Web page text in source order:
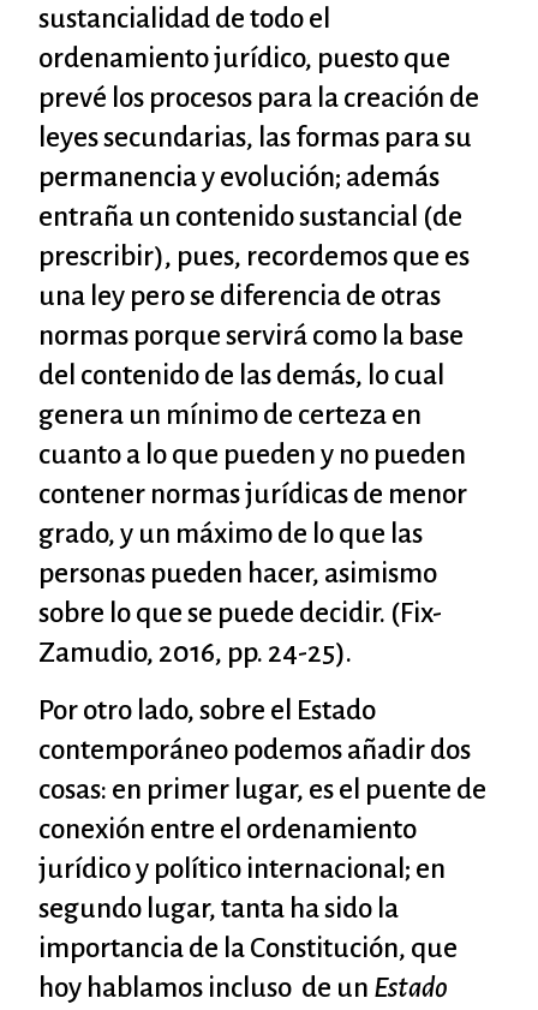
sustancialidad de todo el
ordenamiento jurídico, puesto que
prevé los procesos para la creación de
leyes secundarias, las formas para su
permanencia y evolución; además
entraña un contenido sustancial (de
prescribir), pues, recordemos que es
una ley pero se diferencia de otras
normas porque servirá como la base
del contenido de las demás, lo cual
genera un mínimo de certeza en
cuanto a lo que pueden y no pueden
contener normas jurídicas de menor
grado, y un máximo de lo que las
personas pueden hacer, asimismo
sobre lo que se puede decidir. (Fix-
Zamudio, 2016, pp. 24-25).
Por otro lado, sobre el Estado
contemporáneo podemos añadir dos
cosas: en primer lugar, es el puente de
conexión entre el ordenamiento
jurídico y político internacional; en
segundo lugar, tanta ha sido la
importancia de la Constitución, que
hoy hablamos incluso de un Estado